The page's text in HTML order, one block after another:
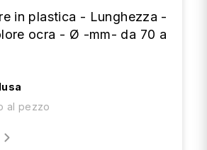
in plastica - Lunghezza -
ocra - Ø -mm- da 70 a
al pezzo